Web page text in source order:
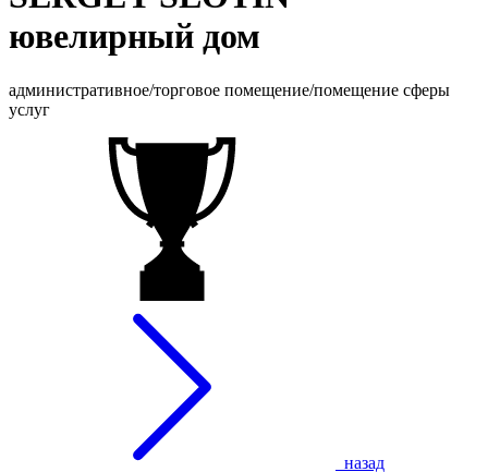
ювелирный дом
административное/торговое помещение/помещение сферы
услуг
назад